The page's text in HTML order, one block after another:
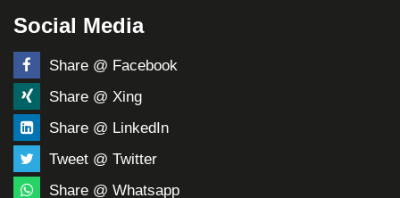
Social Media
Share @ Facebook
Share @ Xing
Share @ LinkedIn
Tweet @ Twitter
Share @ Whatsapp